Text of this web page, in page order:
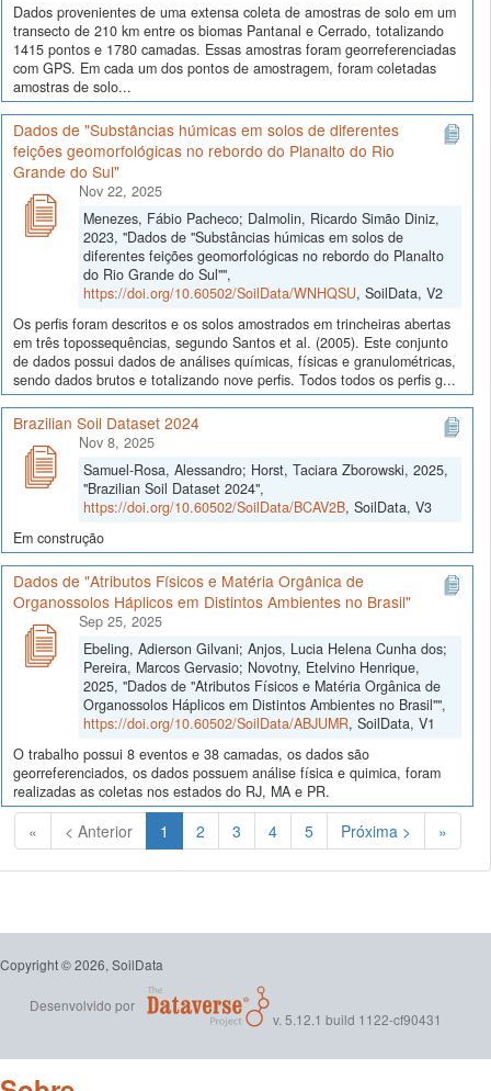
Dados provenientes de uma extensa coleta de amostras de solo em um
transecto de 210 km entre os biomas Pantanal e Cerrado, totalizando
1415 pontos e 1780 camadas. Essas amostras foram georreferenciadas
com GPS. Em cada um dos pontos de amostragem, foram coletadas
amostras de solo...
Dados de "Substâncias húmicas em solos de diferentes
feições geomorfológicas no rebordo do Planalto do Rio
Grande do Sul"
Nov 22, 2025
Menezes, Fábio Pacheco; Dalmolin, Ricardo Simão Diniz,
2023, "Dados de "Substâncias húmicas em solos de
diferentes feições geomorfológicas no rebordo do Planalto
do Rio Grande do Sul"",
https://doi.org/10.60502/SoilData/WNHQSU, SoilData, V2
Os perfis foram descritos e os solos amostrados em trincheiras abertas
em três topossequências, segundo Santos et al. (2005). Este conjunto
de dados possui dados de análises químicas, físicas e granulométricas,
sendo dados brutos e totalizando nove perfis. Todos todos os perfis g...
Brazilian Soil Dataset 2024
Nov 8, 2025
Samuel-Rosa, Alessandro; Horst, Taciara Zborowski, 2025,
"Brazilian Soil Dataset 2024",
https://doi.org/10.60502/SoilData/BCAV2B, SoilData, V3
Em construção
Dados de "Atributos Físicos e Matéria Orgânica de
Organossolos Háplicos em Distintos Ambientes no Brasil"
Sep 25, 2025
Ebeling, Adierson Gilvani; Anjos, Lucia Helena Cunha dos;
Pereira, Marcos Gervasio; Novotny, Etelvino Henrique,
2025, "Dados de "Atributos Físicos e Matéria Orgânica de
Organossolos Háplicos em Distintos Ambientes no Brasil"",
https://doi.org/10.60502/SoilData/ABJUMR, SoilData, V1
O trabalho possui 8 eventos e 38 camadas, os dados são
georreferenciados, os dados possuem análise física e quimica, foram
realizadas as coletas nos estados do RJ, MA e PR.
« < Anterior 1 (Atual)
2 3 4 5 Próxima > »
Copyright © 2026, SoilData
Desenvolvido por
v. 5.12.1 build 1122-cf90431